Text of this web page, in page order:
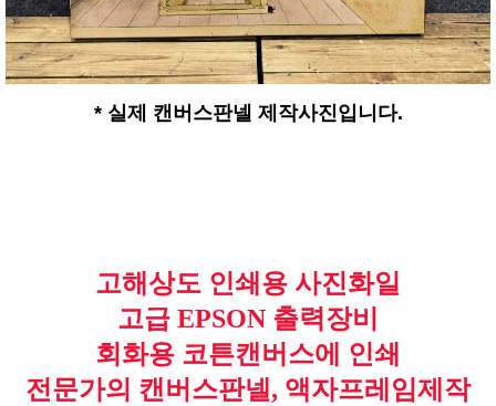
* 실제 캔버스판넬 제작사진입니다.
고해상도 인쇄용 사진화일
고급 EPSON 출력장비
회화용 코튼캔버스에 인쇄
전문가의 캔버스판넬, 액자프레임제작